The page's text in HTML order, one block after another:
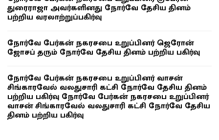
துரைராஜா அவர்களினது நோர்வே தேசிய தினம்
பற்றிய வரலாற்றுப்பகிர்வு
நோர்வே பேர்கன் நகரசபை உறுப்பினர் ஜெரோன்
ஜோசப் தரும் நோர்வே தேசிய தினம் பற்றிய பகிர்வு
நோர்வே பேர்கன் நகரசபை உறுப்பினர் வாசன்
சிங்காரவேல் வலதுசாரி கட்சி நோர்வே தேசிய தினம்
பற்றிய பகிர்வு நோர்வே பேர்கன் நகரசபை உறுப்பினர்
வாசன் சிங்காரவேல் வலதுசாரி கட்சி நோர்வே தேசிய
தினம் பற்றிய பகிர்வு